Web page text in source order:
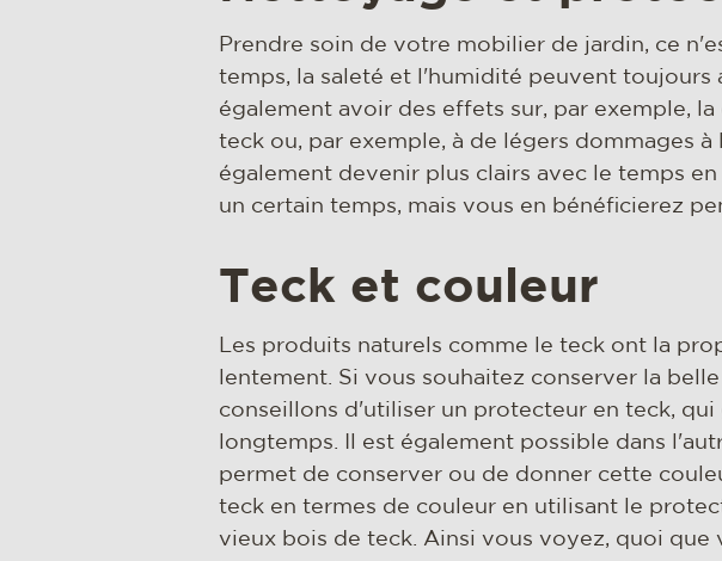
Prendre soin de votre mobilier de jardin, ce
temps, la saleté et l'humidité peuvent
également avoir des effets sur, par exemple,
teck ou, par exemple, à de légers dommages
également devenir plus clairs avec le temps
un certain temps, mais vous en bénéficierez
Teck et couleur
Les produits naturels comme le teck ont ​​la
lentement. Si vous souhaitez conserver la
conseillons d'utiliser un protecteur en teck,
longtemps. Il est également possible dans
permet de conserver ou de donner cette
teck en termes de couleur en utilisant le
vieux bois de teck. Ainsi vous voyez, quoi